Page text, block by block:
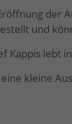
der
und
Kappis lebt
kleine